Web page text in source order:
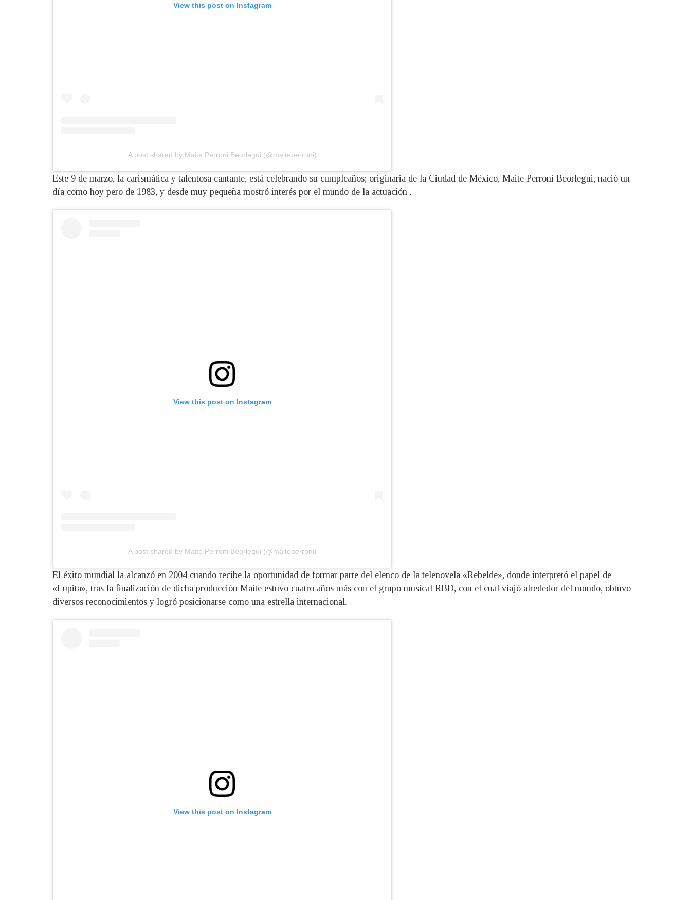
View this post on Instagram
A post shared by Maite Perroni Beorlegui (@maiteperroni)
Este 9 de marzo, la carismática y talentosa cantante, está celebrando su cumpleaños; originaria de la Ciudad de México, Maite Perroni Beorlegui, nació un
día como hoy pero de 1983, y desde muy pequeña mostró interés por el mundo de la actuación .
View this post on Instagram
A post shared by Maite Perroni Beorlegui (@maiteperroni)
El éxito mundial la alcanzó en 2004 cuando recibe la oportunidad de formar parte del elenco de la telenovela «Rebelde», donde interpretó el papel de
«Lupita», tras la finalización de dicha producción Maite estuvo cuatro años más con el grupo musical RBD, con el cual viajó alrededor del mundo, obtuvo
diversos reconocimientos y logró posicionarse como una estrella internacional.
View this post on Instagram